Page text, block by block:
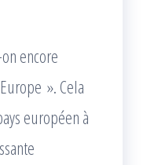
encore
». Cela
européen à